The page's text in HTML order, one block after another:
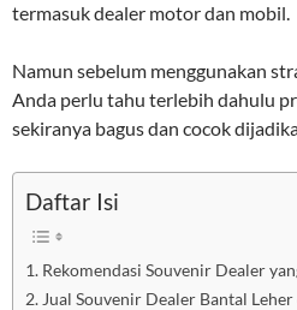
termasuk dealer motor dan mobil.
Namun sebelum menggunakan
Anda perlu tahu terlebih dahulu
sekiranya bagus dan cocok
Daftar Isi
Rekomendasi Souvenir Dealer
Jual Souvenir Dealer Bantal